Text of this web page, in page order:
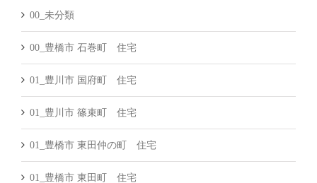
00_未分類
00_豊橋市 石巻町 住宅
01_豊川市 国府町 住宅
01_豊川市 篠束町 住宅
01_豊橋市 東田仲の町 住宅
01_豊橋市 東田町 住宅